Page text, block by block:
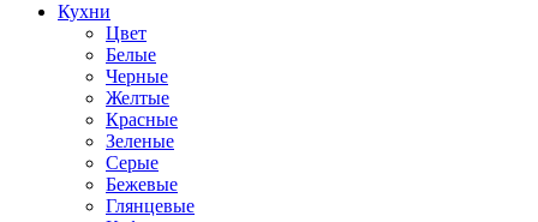
Кухни
Цвет
Белые
Черные
Желтые
Красные
Зеленые
Серые
Бежевые
Глянцевые